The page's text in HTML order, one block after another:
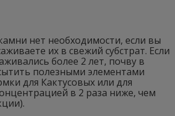
нет необходимости, если вы
их в свежий субстрат. Если
более 2 лет, почву в
полезными элементами
для Кактусовых или для
в 2 раза ниже, чем